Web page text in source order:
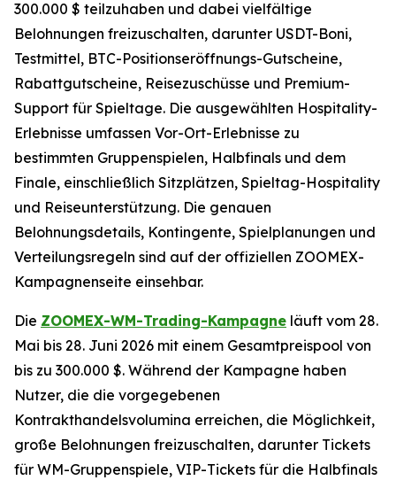
300.000 $ teilzuhaben und dabei vielfältige
Belohnungen freizuschalten, darunter USDT-Boni,
Testmittel, BTC-Positionseröffnungs-Gutscheine,
Rabattgutscheine, Reisezuschüsse und Premium-
Support für Spieltage. Die ausgewählten Hospitality-
Erlebnisse umfassen Vor-Ort-Erlebnisse zu
bestimmten Gruppenspielen, Halbfinals und dem
Finale, einschließlich Sitzplätzen, Spieltag-Hospitality
und Reiseunterstützung. Die genauen
Belohnungsdetails, Kontingente, Spielplanungen und
Verteilungsregeln sind auf der offiziellen ZOOMEX-
Kampagnenseite einsehbar.
Die ZOOMEX-WM-Trading-Kampagne läuft vom 28.
Mai bis 28. Juni 2026 mit einem Gesamtpreispool von
bis zu 300.000 $. Während der Kampagne haben
Nutzer, die die vorgegebenen
Kontrakthandelsvolumina erreichen, die Möglichkeit,
große Belohnungen freizuschalten, darunter Tickets
für WM-Gruppenspiele, VIP-Tickets für die Halbfinals